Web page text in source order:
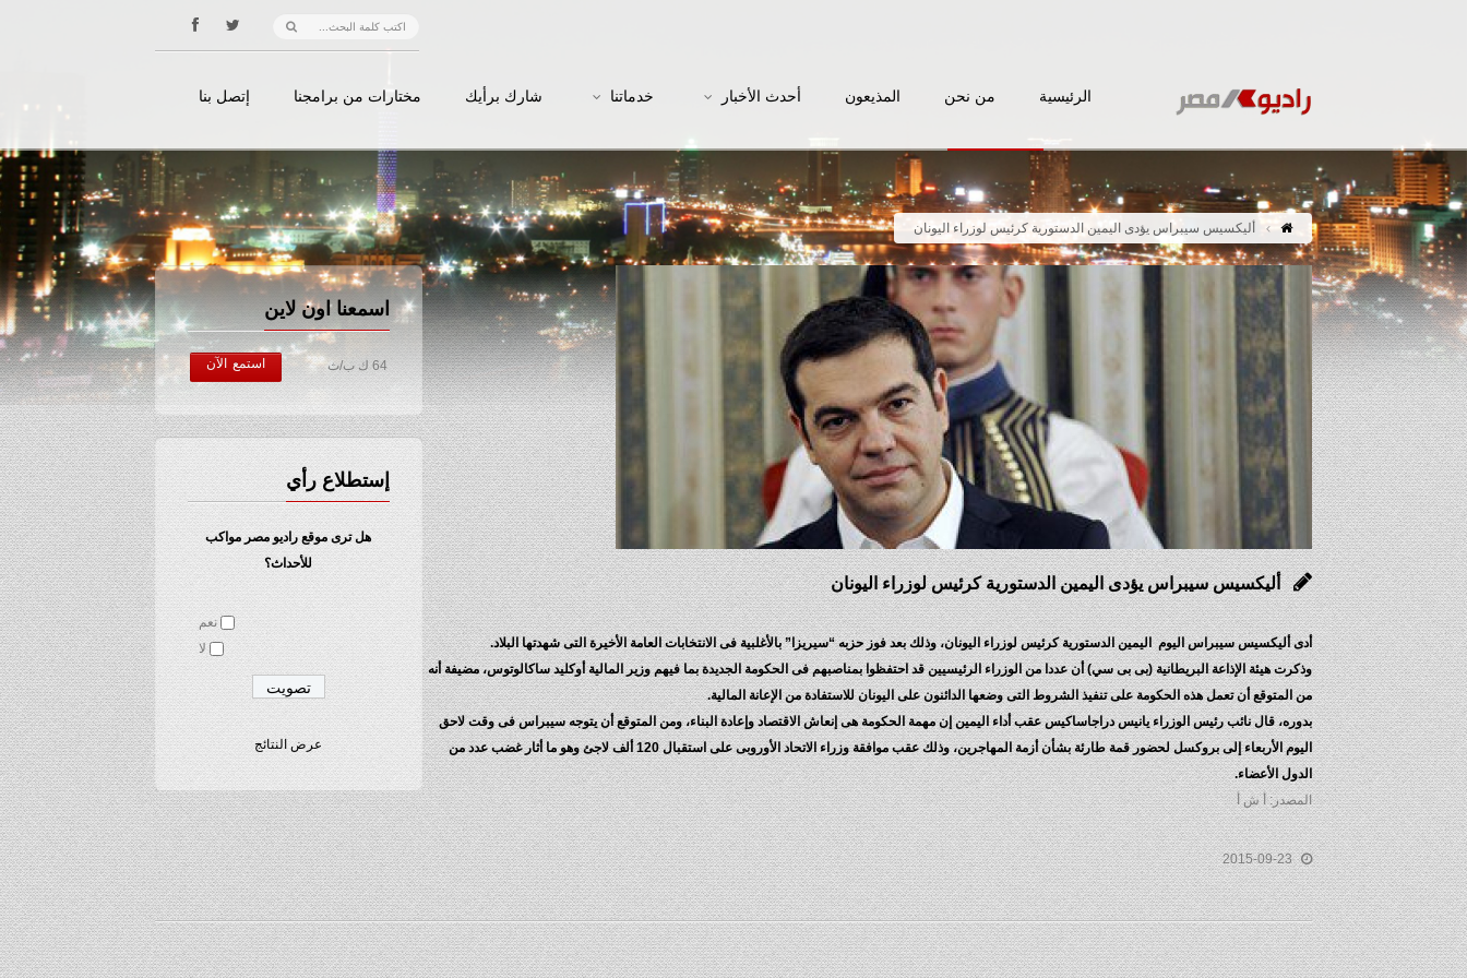
الرئيسية من نحن المذيعون أحدث الأخبار خدماتنا شارك برأيك مختارات من برامجنا إتصل بنا
أليكسيس سيبراس يؤدى اليمين الدستورية كرئيس لوزراء اليونان
اسمعنا اون لاين
64 ك ب/ث استمع الآن
إستطلاع رأي
هل ترى موقع راديو مصر مواكب
للأحداث؟
نعم
لا
عرض النتائج
أليكسيس سيبراس يؤدى اليمين الدستورية كرئيس لوزراء اليونان
أدى أليكسيس سيبراس اليوم اليمين الدستورية كرئيس لوزراء اليونان، وذلك بعد فوز حزبه “سيريزا” بالأغلبية فى الانتخابات العامة الأخيرة التى شهدتها البلاد.
وذكرت هيئة الإذاعة البريطانية (بى بى سي) أن عددا من الوزراء الرئيسيين قد احتفظوا بمناصبهم فى الحكومة الجديدة بما فيهم وزير المالية أوكليد ساكالوتوس، مضيفة أنه
من المتوقع أن تعمل هذه الحكومة على تنفيذ الشروط التى وضعها الدائنون على اليونان للاستفادة من الإعانة المالية.
بدوره، قال نائب رئيس الوزراء يانيس دراجاساكيس عقب أداء اليمين إن مهمة الحكومة هى إنعاش الاقتصاد وإعادة البناء، ومن المتوقع أن يتوجه سيبراس فى وقت لاحق
اليوم الأربعاء إلى بروكسل لحضور قمة طارئة بشأن أزمة المهاجرين، وذلك عقب موافقة وزراء الاتحاد الأوروبى على استقبال 120 ألف لاجئ وهو ما أثار غضب عدد من
الدول الأعضاء.
المصدر: أ ش أ
2015-09-23